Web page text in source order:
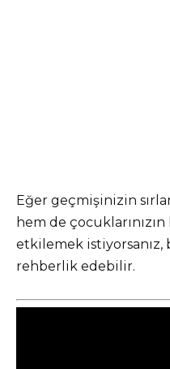
Eğer geçmişinizin
hem de
etkilemek
rehberlik edebilir.